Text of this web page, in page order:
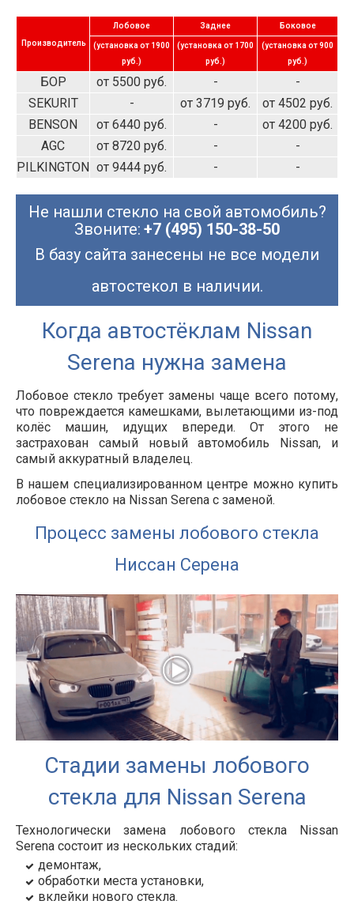
Производитель
Лобовое Заднее Боковое
(установка от 1900
руб.)
(установка от 1700
руб.)
(установка от 900
руб.)
БОР от 5500 руб. -
-
SEKURIT
- от 3719 руб.
от 4502 руб.
BENSON
от 6440 руб. -
от 4200 руб.
AGC
от 8720 руб. -
-
PILKINGTON от 9444 руб. - -
Не нашли стекло на свой автомобиль?
Звоните: +7 (495) 150-38-50
В базу сайта занесены не все модели
автостекол в наличии.
Когда автостёклам Nissan
Serena нужна замена
Лобовое стекло требует замены чаще всего потому,
что повреждается камешками, вылетающими из-под
колёс машин, идущих впереди. От этого не
застрахован самый новый автомобиль Nissan, и
самый аккуратный владелец.
В нашем специализированном центре можно купить
лобовое стекло на Nissan Serena с заменой.
Процесс замены лобового стекла
Ниссан Серена
Стадии замены лобового
стекла для Nissan Serena
Технологически замена лобового стекла Nissan
Serena состоит из нескольких стадий:
демонтаж,
обработки места установки,
вклейки нового стекла.